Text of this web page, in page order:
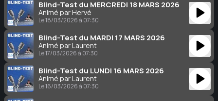
Blind-Test du MERCREDI 18 MARS 2026
Animé par Hervé
Le 18/03/2026 à 07:30
Blind-Test du MARDI 17 MARS 2026
Animé par Laurent
Le 17/03/2026 à 07:30
Blind-Test du LUNDI 16 MARS 2026
Animé par Laurent
Le 16/03/2026 à 07:30